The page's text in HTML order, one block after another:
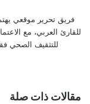
فريق تحرير موقعي
للقارئ العربي، مع
للتثقيف الصحي
مقالات ذات صلة